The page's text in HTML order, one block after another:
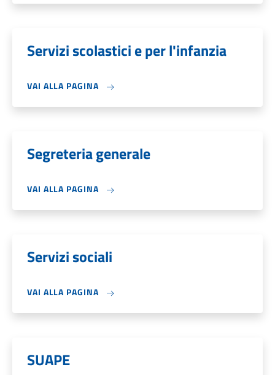
Servizi scolastici e per l'infanzia
VAI ALLA PAGINA
Segreteria generale
VAI ALLA PAGINA
Servizi sociali
VAI ALLA PAGINA
SUAPE